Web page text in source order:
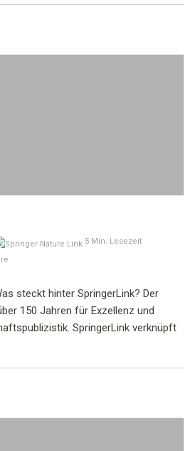
5 Min. Lesezeit
steckt hinter SpringerLink? Der
150 Jahren für Exzellenz und
SpringerLink verknüpft